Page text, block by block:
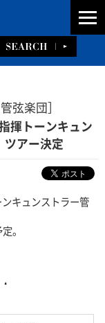
弦楽団］
揮トーンキュン
ツアー決定
キュンストラー管
。